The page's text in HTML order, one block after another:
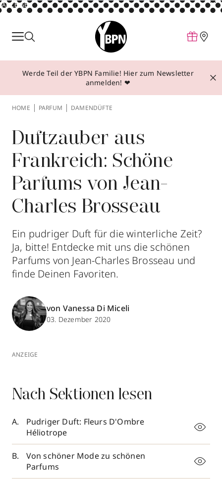
ANZEIGE
Parfum
Make-up
Behandlungen
Über YBPN
Aktionen
Storefinder
Werde Teil der YBPN Familie! Hier zum Newsletter
anmelden! ❤
HOME PARFUM DAMENDÜFTE
Duftzauber aus
Frankreich: Schöne
Parfums von Jean-
Charles Brosseau
Ein pudriger Duft für die winterliche Zeit?
Ja, bitte! Entdecke mit uns die schönen
Parfums von Jean-Charles Brosseau und
finde Deinen Favoriten.
von Vanessa Di Miceli
03. Dezember 2020
ANZEIGE
Nach Sektionen lesen
Pudriger Duft: Fleurs D'Ombre
Héliotrope
Von schöner Mode zu schönen
Parfums